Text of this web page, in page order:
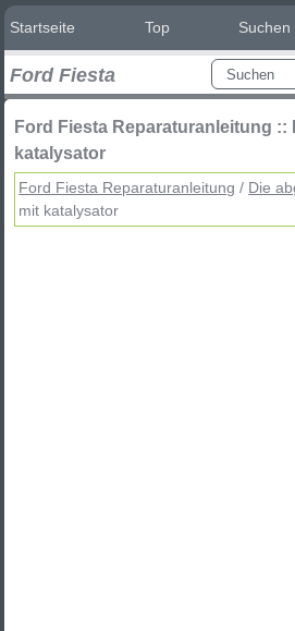
Startseite Top Suchen
Ford Fiesta
Ford Fiesta Reparaturanleitung ::
katalysator
Ford Fiesta Reparaturanleitung / Die
mit katalysator